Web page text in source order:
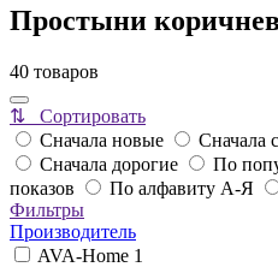
Простыни
40 товаров
⇅ Сортировать
Сначала новые
Сначала
Сначала дорогие
По
показов
По алфавиту А-Я
Фильтры
Производитель
AVA-Home 1